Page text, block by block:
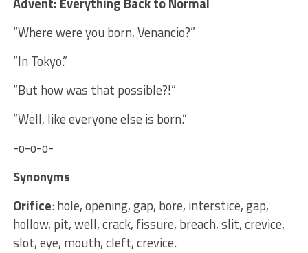
“Where were you born, Venancio?”
“In Tokyo.”
“But how was that possible?!”
“Well, like everyone else is born.”
-o-o-o-
Synonyms
Orifice: hole, opening, gap, bore, interstice, gap,
hollow, pit, well, crack, fissure, breach, slit, crevice,
slot, eye, mouth, cleft, crevice.